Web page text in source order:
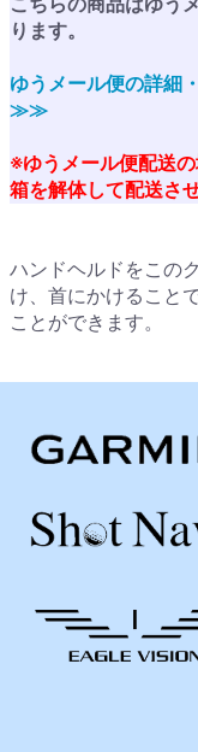
ります。
ゆうメール便の詳細
≫≫
※ゆうメール便配送
箱を解体して配送さ
ハンドヘルドをこの
け、首にかけること
ことができます。